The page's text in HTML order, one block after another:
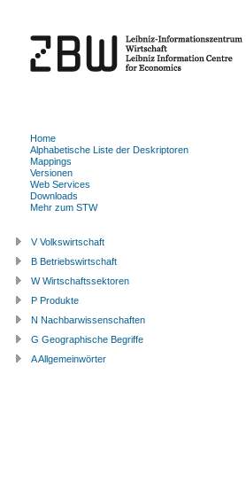
Home
Alphabetische Liste der Deskriptoren
Mappings
Versionen
Web Services
Downloads
Mehr zum STW
V Volkswirtschaft
B Betriebswirtschaft
W Wirtschaftssektoren
P Produkte
N Nachbarwissenschaften
G Geographische Begriffe
A Allgemeinwörter